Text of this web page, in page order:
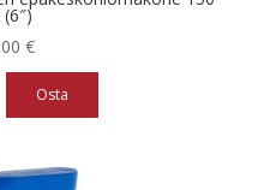
€
Osta